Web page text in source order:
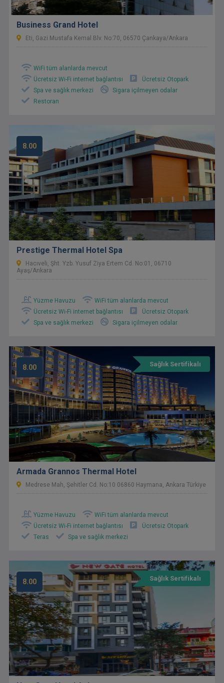
Business Grand Hotel
Eti, Gazi Mustafa Kemal Blv. No:70, 06570 Çankaya/Ankara
WiFi tüm alanlarda mevcut
Ücretsiz Wi-Fi internet bağlantısı
Ücretsiz Otopark
Spa ve sağlık merkezi
Sigara içilmeyen odalar
Restoran
8.00
Prestige Thermal Hotel Spa
Hacıveli, Şht. Yzb. Yusuf Ziya Ertem Cd. No:01, 06710
Ayaş/Ankara
Yüzme Havuzu
WiFi tüm alanlarda mevcut
Ücretsiz Wi-Fi internet bağlantısı
Ücretsiz Otopark
Spa ve sağlık merkezi
Sigara içilmeyen odalar
8.00 Sağlık Sertifikalı
Armada Grannos Thermal Hotel
Medrese Mah, Şehitler Cd. No:10 06860 Haymana, Ankara Türkiye
Yüzme Havuzu
WiFi tüm alanlarda mevcut
Ücretsiz Wi-Fi internet bağlantısı
Ücretsiz Otopark
Teras
Spa ve sağlık merkezi
8.00 Sağlık Sertifikalı